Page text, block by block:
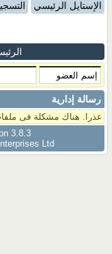
الإستايل الرئيسي
رسالة إدارية
عذرا. هناك مشكلة فى
3.8.3
Ltd.